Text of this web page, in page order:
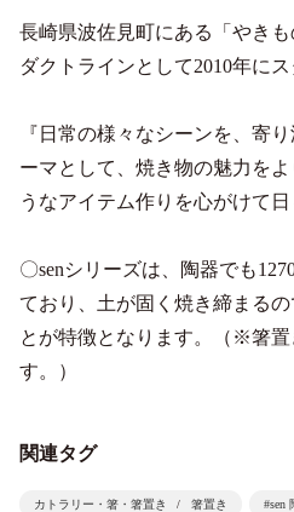
長崎県波佐見町にある「やき
ダクトラインとして2010年にス
『日常の様々なシーンを、寄
ーマとして、焼き物の魅力を
うなアイテム作りを心がけて日
〇senシリーズは、陶器でも
ており、土が固く焼き締まる
とが特徴となります。（※箸置
す。）
関連タグ
カトラリー・箸・箸置き 箸置き #sen